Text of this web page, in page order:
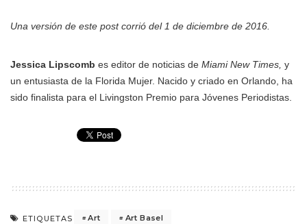
Una versión de este post corrió del 1 de diciembre de 2016.
Jessica Lipscomb es editor de noticias de Miami New Times, y
un entusiasta de la Florida Mujer. Nacido y criado en Orlando, ha
sido finalista para el Livingston Premio para Jóvenes Periodistas.
ETIQUETAS Art Art Basel